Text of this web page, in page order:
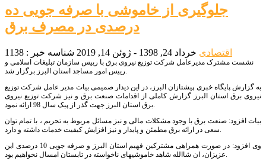
جلوگیری از خاموشی با صرفه جویی ده
درصدی در مصرف برق
اقتصادی خرداد 24, 1398 - ژوئن 14, 2019 شناسه خبر : 1138
نشست مشترک مدیرعامل شرکت توزیع نیروی برق با رییس سازمان تبلیغات اسلامی و
رییس امور مساجد استان البرز برگزار شد.
به گزارش پایگاه خبری پیشتازان البرز، در این دیدار صمیمی بیات مدیر عامل شرکت توزیع
نیروی برق استان البرز گزارش کاملی از اقدامات صنعت برق و نیز شرکت توزیع نیروی
برق استان البرز جهت گذر از پیک سال 98 ارائه نمود.
بیات افزود: صنعت برق با وجود مشکلات مالی و نیز مسائل مربوط به تحریم ، با تمام توان
سعی در ارائه برق مطمئن و پایدار و نیز افزایش کیفیت خدمات داشته و دارد.
وی افزود: در صورت همراهی مشترکین فهیم استان البرز و صرفه جویی 10 درصدی این
عزیزان، ان شاالله شاهد خاموشیهای ناخواسته در تابستان امسال نخواهیم بود.